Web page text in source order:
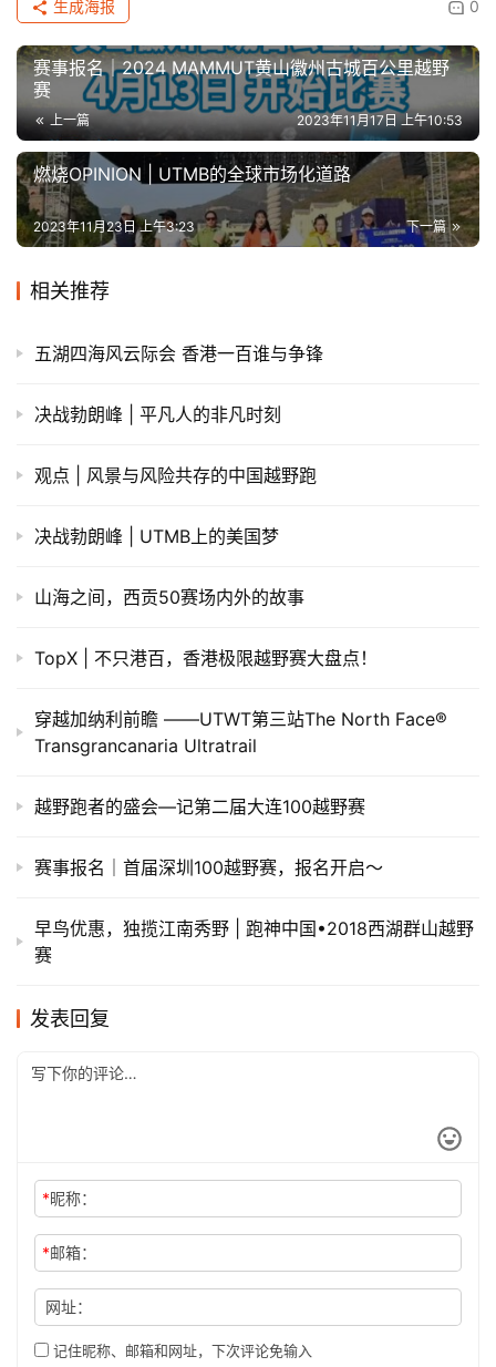
0
生成海报
赛事报名｜2024 MAMMUT黄山徽州古城百公里越野
赛
上一篇 2023年11月17日 上午10:53
燃烧OPINION | UTMB的全球市场化道路
下一篇
2023年11月23日 上午3:23
相关推荐
五湖四海风云际会 香港一百谁与争锋
决战勃朗峰 | 平凡人的非凡时刻
观点 | 风景与风险共存的中国越野跑
决战勃朗峰 | UTMB上的美国梦
山海之间，西贡50赛场内外的故事
TopX | 不只港百，香港极限越野赛大盘点！
穿越加纳利前瞻 ——UTWT第三站The North Face®
Transgrancanaria Ultratrail
越野跑者的盛会—记第二届大连100越野赛
赛事报名｜首届深圳100越野赛，报名开启～
早鸟优惠，独揽江南秀野 | 跑神中国•2018西湖群山越野
赛
发表回复
*昵称：
*邮箱：
网址：
记住昵称、邮箱和网址，下次评论免输入